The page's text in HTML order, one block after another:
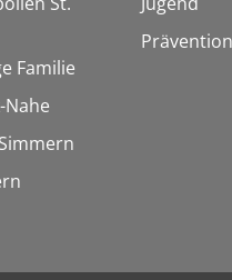
Familie
Nahe